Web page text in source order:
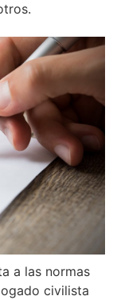
a las normas
civilista